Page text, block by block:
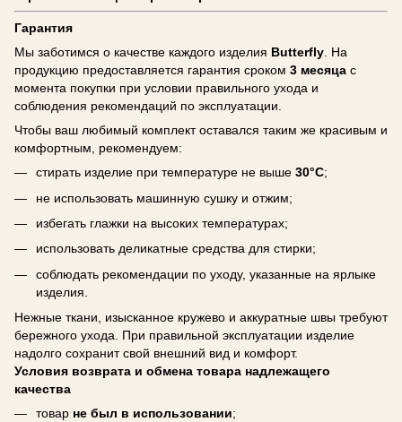
Гарантия
Мы заботимся о качестве каждого изделия Butterfly . На
продукцию предоставляется гарантия сроком 3 месяца с
момента покупки при условии правильного ухода и
соблюдения рекомендаций по эксплуатации.
Чтобы ваш любимый комплект оставался таким же красивым и
комфортным, рекомендуем:
стирать изделие при температуре не выше 30°C;
не использовать машинную сушку и отжим;
избегать глажки на высоких температурах;
использовать деликатные средства для стирки;
соблюдать рекомендации по уходу, указанные на ярлыке
изделия.
Нежные ткани, изысканное кружево и аккуратные швы требуют
бережного ухода. При правильной эксплуатации изделие
надолго сохранит свой внешний вид и комфорт.
Условия возврата и обмена товара надлежащего
качества
товар не был в использовании;